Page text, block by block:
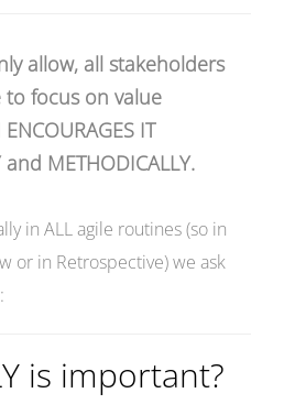
allow, all stakeholders
focus on value
IT
and METHODICALLY.
in ALL agile routines (so in
or in Retrospective) we ask
is important?